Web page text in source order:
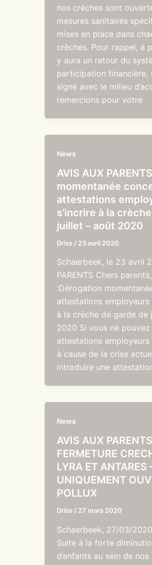
nos crèches sont
mesures sanitaires
mises en place dans
crèches. Pour rappel, à
y aura un retour du
participation financière,
signé avec le milieu
remercions pour votre
News
AVIS AUX
momentanée
attestations
s’incrire à la
juillet – août 2020
Driss / 23 avril 2020
Schaerbeek, le 23 avril
PARENTS Chers
:Dérogation
attestations employeurs
à la crèche de garde de
2020 Si vous ne
attestations
à cause de la crise
introduire une
News
AVIS AUX
FERMETURE
LYRA ET ANTARES
UNIQUEMENT
POLLUX
Driss / 27 mars 2020
Schaerbeek, 27/03/
Suite à la forte
d’enfants au sein de